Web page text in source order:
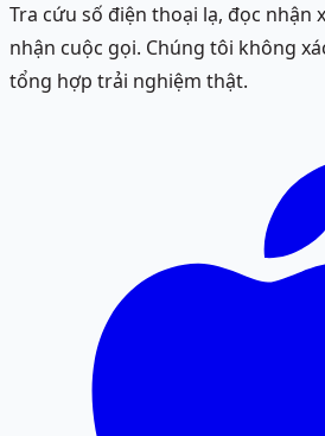
Tra cứu số điện thoại lạ, đọc
nhận cuộc gọi. Chúng tôi không
tổng hợp trải nghiệm thật.